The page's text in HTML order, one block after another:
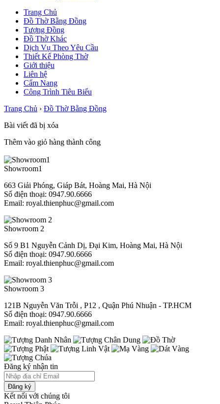
Trang Chủ
Đồ Thờ Bằng Đồng
Tượng Đồng
Đồ Thờ Khác
Dịch Vụ Theo Yêu Cầu
Thiết Kế Phòng Thờ
Giới thiệu
Liên hệ
Cẩm Nang
Công Trình Tiêu Biểu
Trang Chủ › Đồ Thờ Bằng Đồng
Bài viết đã bị xóa
Thêm vào giỏ hàng thành công
Showroom1
663 Giải Phóng, Giáp Bát, Hoàng Mai, Hà Nội
Số điện thoại: 0947.90.6666
Email: royal.thienphuc@gmail.com
Showroom 2
Số 9 B1 Nguyễn Cảnh Dị, Đại Kim, Hoàng Mai, Hà Nội
Số điện thoại: 0947.90.6666
Email: royal.thienphuc@gmail.com
Showroom 3
121B Nguyễn Văn Trỗi , P12 , Quận Phú Nhuận - TP.HCM​
Số điện thoại: 0947.90.6666
Email: royal.thienphuc@gmail.com
Đăng ký nhận tin
Đăng ký
Kết nối với chúng tôi